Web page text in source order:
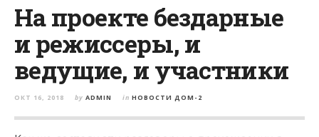
На проекте бездарные
и режиссеры, и
ведущие, и участники
ОКТ 16, 2018 by ADMIN in НОВОСТИ ДОМ-2